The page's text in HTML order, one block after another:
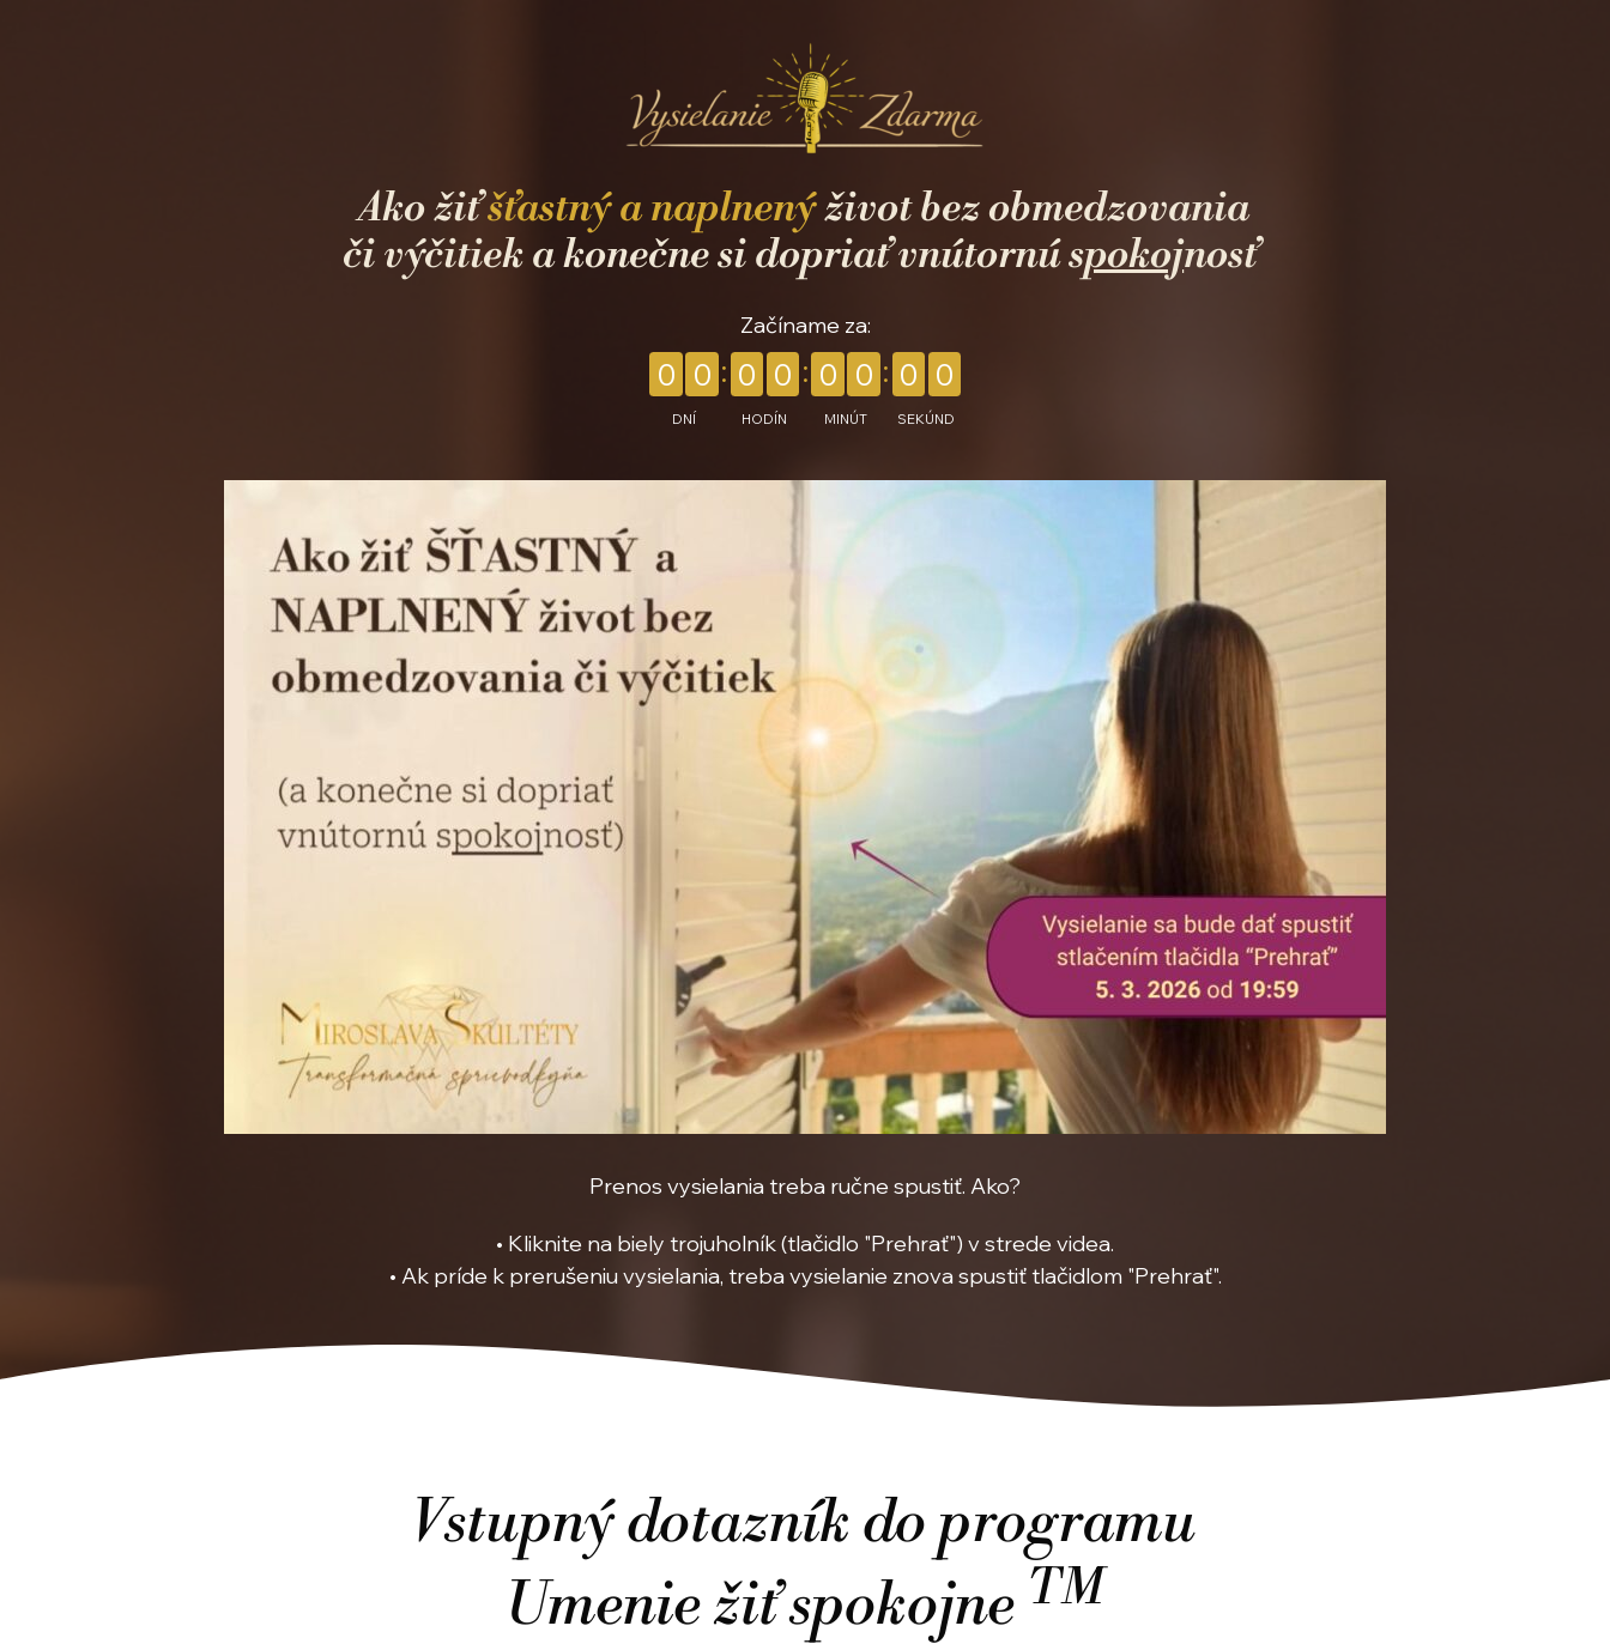
Ako žiťšťastný a naplnenýživot bez obmedzovania
či výčitiek a konečne si dopriať vnútornú spokojnosť
Začíname za:
0 0
DNÍ
0 0
HODÍN
0 0
MINÚT
0 0
SEKÚND
Prenos vysielania treba ručne spustiť. Ako?
• Kliknite na biely trojuholník (tlačidlo "Prehrať") v strede videa.
• Ak príde k prerušeniu vysielania, treba vysielanie znova spustiť tlačidlom "Prehrať".
Vstupný dotazník do programu
Umenie žiť spokojne TM